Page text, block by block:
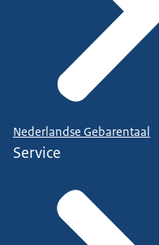
Nederlandse Gebarentaal
Service